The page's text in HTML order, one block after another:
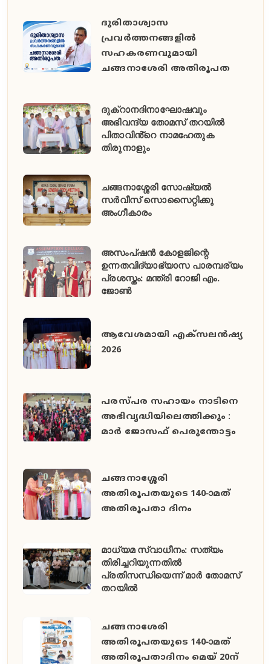
ദുരിതാശ്വാസ
പ്രവർത്തനങ്ങളിൽ
സഹകരണവുമായി
ചങ്ങനാശേരി അതിരൂപത
ദുക്റാനദിനാഘോഷവും
അഭിവന്ദ്യ തോമസ് തറയിൽ
പിതാവിൻ്റെ നാമഹേതുക
തിരുനാളും
ചങ്ങനാശ്ശേരി സോഷ്യൽ
സർവീസ് സൊസൈറ്റിക്കു
അംഗീകാരം
അസംപ്ഷൻ കോളജിന്റെ
ഉന്നതവിദ്യാഭ്യാസ പാരമ്പര്യം
പ്രശസ്തം: മന്ത്രി റോജി എം.
ജോൺ
ആവേശമായി എക്സലൻഷ്യ
2026
പരസ്പര സഹായം നാടിനെ
അഭിവൃദ്ധിയിലെത്തിക്കും :
മാർ ജോസഫ് പെരുന്തോട്ടം
ചങ്ങനാശ്ശേരി
അതിരൂപതയുടെ 140-ാമത്
അതിരൂപതാ ദിനം
മാധ്യമ സ്വാധീനം: സത്യം
തിരിച്ചറിയുന്നതിൽ
പ്രതിസന്ധിയെന്ന് മാർ തോമസ്
തറയിൽ
ചങ്ങനാശേരി
അതിരൂപതയുടെ 140-ാമത്
അതിരൂപതാദിനം മെയ് 20ന്